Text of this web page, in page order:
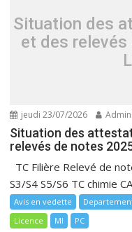
Situation des
et des
jeudi 23/07/2026
Situation des
relevés de notes
TC Filière Relevé de
S3/S4 S5/S6 TC chimie
Avis en vedette
Licence
MI PC